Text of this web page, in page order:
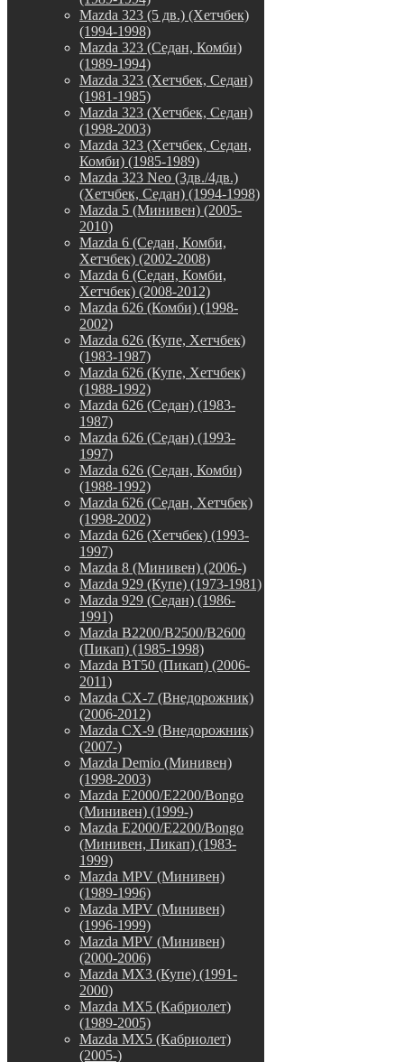
Mazda 323 (5 дв.) (Хетчбек)
(1994-1998)
Mazda 323 (Седан, Комби)
(1989-1994)
Mazda 323 (Хетчбек, Седан)
(1981-1985)
Mazda 323 (Хетчбек, Седан)
(1998-2003)
Mazda 323 (Хетчбек, Седан,
Комби) (1985-1989)
Mazda 323 Neo (3дв./4дв.)
(Хетчбек, Седан) (1994-1998)
Mazda 5 (Минивен) (2005-
2010)
Mazda 6 (Седан, Комби,
Хетчбек) (2002-2008)
Mazda 6 (Седан, Комби,
Хетчбек) (2008-2012)
Mazda 626 (Комби) (1998-
2002)
Mazda 626 (Купе, Хетчбек)
(1983-1987)
Mazda 626 (Купе, Хетчбек)
(1988-1992)
Mazda 626 (Седан) (1983-
1987)
Mazda 626 (Седан) (1993-
1997)
Mazda 626 (Седан, Комби)
(1988-1992)
Mazda 626 (Седан, Хетчбек)
(1998-2002)
Mazda 626 (Хетчбек) (1993-
1997)
Mazda 8 (Минивен) (2006-)
Mazda 929 (Купе) (1973-1981)
Mazda 929 (Седан) (1986-
1991)
Mazda B2200/B2500/B2600
(Пикап) (1985-1998)
Mazda BT50 (Пикап) (2006-
2011)
Mazda CX-7 (Внедорожник)
(2006-2012)
Mazda CX-9 (Внедорожник)
(2007-)
Mazda Demio (Минивен)
(1998-2003)
Mazda E2000/E2200/Bongo
(Минивен) (1999-)
Mazda E2000/E2200/Bongo
(Минивен, Пикап) (1983-
1999)
Mazda MPV (Минивен)
(1989-1996)
Mazda MPV (Минивен)
(1996-1999)
Mazda MPV (Минивен)
(2000-2006)
Mazda MX3 (Купе) (1991-
2000)
Mazda MX5 (Кабриолет)
(1989-2005)
Mazda MX5 (Кабриолет)
(2005-)